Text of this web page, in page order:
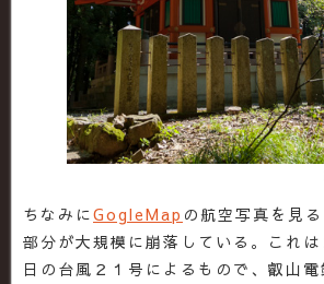
ちなみにGogleMap の航空写真を見
部分が大規模に崩落している。これは
日の台風２１号によるもので、叡山